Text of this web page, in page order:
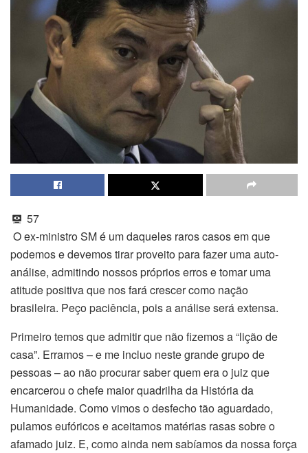
57
O ex-ministro SM é um daqueles raros casos em que
podemos e devemos tirar proveito para fazer uma auto-
análise, admitindo nossos próprios erros e tomar uma
atitude positiva que nos fará crescer como nação
brasileira. Peço paciência, pois a análise será extensa.
Primeiro temos que admitir que não fizemos a “lição de
casa”. Erramos – e me incluo neste grande grupo de
pessoas – ao não procurar saber quem era o juiz que
encarcerou o chefe maior quadrilha da História da
Humanidade. Como vimos o desfecho tão aguardado,
pulamos eufóricos e aceitamos matérias rasas sobre o
afamado juiz. E, como ainda nem sabíamos da nossa força